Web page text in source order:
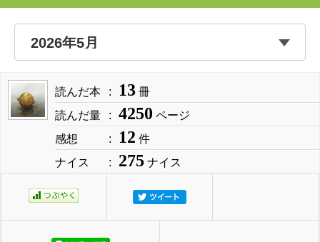
読んだ本 13 冊
読んだ量
4250 ページ
感想
12 件
ナイス
275 ナイス